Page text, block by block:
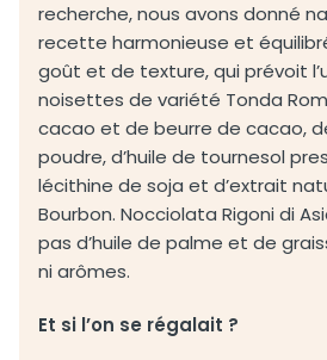
recherche, nous avons donné
recette harmonieuse et
goût et de texture, qui prévoit
noisettes de variété Tonda
cacao et de beurre de cacao,
poudre, d’huile de tournesol
lécithine de soja et d’extrait
Bourbon. Nocciolata Rigoni di
pas d’huile de palme et de
ni arômes.
Et si l’on se régalait ?